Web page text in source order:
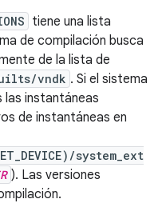
tiene una lista
de compilación busca
de la lista de
vndk . Si el sistema
instantáneas
de instantáneas en
system_ext
). Las versiones